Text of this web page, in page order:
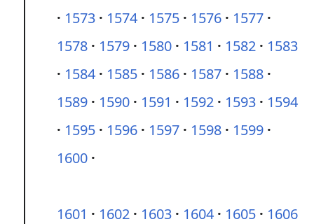
1573
1574 1575 1576
1577
1578
1579 1580 1581 1582
1583
1584
1585 1586 1587
1588
1589
1590 1591 1592 1593
1594
1595
1596 1597 1598
1599
1600
1601 1602 1603 1604 1605
1606